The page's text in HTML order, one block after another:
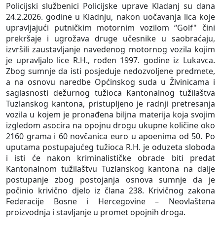
Policijski službenici Policijske uprave Kladanj su dana
24.2.2026. godine u Kladnju, nakon uočavanja lica koje
upravljajući putničkim motornim vozilom “Golf" čini
prekršaje i ugrožava druge učesnike u saobraćaju,
izvršili zaustavljanje navedenog motornog vozila kojim
je upravljalo lice R.H., rođen 1997. godine iz Lukavca.
Zbog sumnje da isti posjeduje nedozvoljene predmete,
a na osnovu naredbe Općinskog suda u Živinicama i
saglasnosti dežurnog tužioca Kantonalnog tužilaštva
Tuzlanskog kantona, pristupljeno je radnji pretresanja
vozila u kojem je pronađena biljna materija koja svojim
izgledom asocira na opojnu drogu ukupne količine oko
2160 grama i 60 novčanica euro u apoenima od 50. Po
uputama postupajućeg tužioca R.H. je oduzeta sloboda
i isti će nakon kriminalističke obrade biti predat
Kantonalnom tužilaštvu Tuzlanskog kantona na dalje
postupanje zbog postojanja osnova sumnje da je
počinio krivično djelo iz člana 238. Krivičnog zakona
Federacije Bosne i Hercegovine – Neovlaštena
proizvodnja i stavljanje u promet opojnih droga.